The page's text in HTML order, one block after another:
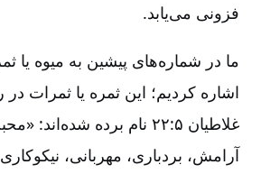
فزونی می‌یابد.
ما در شماره‌های پیشین به میوه یا
اشاره کردیم‌؛ این ثمره یا ثمرات
غلاطیان ۵:‏۲۲ نام برده
آرامش‌، بردباری‌، مهربانی‌،